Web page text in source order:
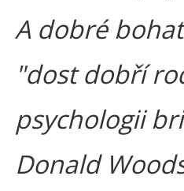
A dobré
"dost dobří
psychologii
Donald